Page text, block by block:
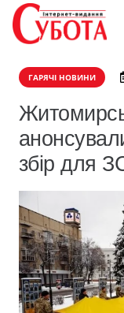
ГАРЯЧІ НОВИНИ
збір для